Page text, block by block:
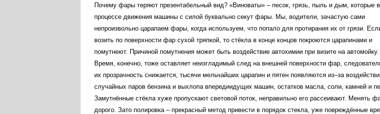
Почему фары теряют презентабельный вид? «Виноваты» – песок, грязь, пыль и дым, которые в
процессе движения машины с силой буквально секут фары. Мы, водители, зачастую сами
непроизвольно царапаем фары, когда используем, что попало для протирания их от грязи.
возить по поверхности фар сухой тряпкой, то стёкла в конце концов покроются царапинами и
помутнеют. Причиной помутнения может быть воздействие автохимии при визите на автомойку.
Время, конечно, тоже оставляет неизгладимый след на внешней поверхности фар,
их прозрачность снижается, тысячи мельчайших царапин и пятен появляются из–за
случайных паров бензина и выхлопа впередиидущих машин, остатков масла, соли, камней и
Замутнённые стёкла хуже пропускают световой поток, неправильно его рассеивают. Менять
дорого. Зато полировка– прекрасный метод привести в порядок стекла, уже повреждённые